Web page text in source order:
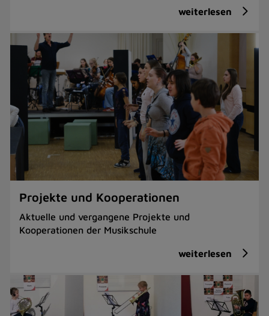
weiterlesen
Projekte und Kooperationen
Aktuelle und vergangene Projekte und
Kooperationen der Musikschule
weiterlesen